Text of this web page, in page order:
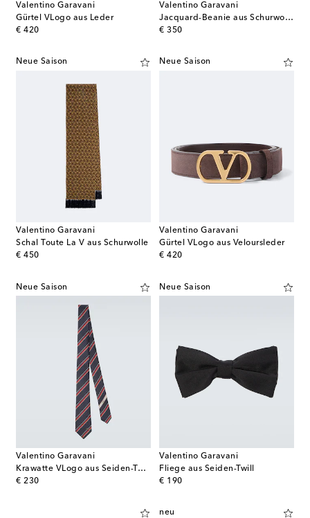
Valentino Garavani
Gürtel VLogo aus Leder
€ 420
original price
Valentino Garavani
Jacquard-Beanie aus Schurwolle
€ 350
original price
Neue Saison
Valentino Garavani
Schal Toute La V aus Schurwolle
€ 450
original price
Neue Saison
Valentino Garavani
Gürtel VLogo aus Veloursleder
€ 420
original price
Neue Saison
Valentino Garavani
Krawatte VLogo aus Seiden-Twill
€ 230
original price
Neue Saison
Valentino Garavani
Fliege aus Seiden-Twill
€ 190
original price
neu